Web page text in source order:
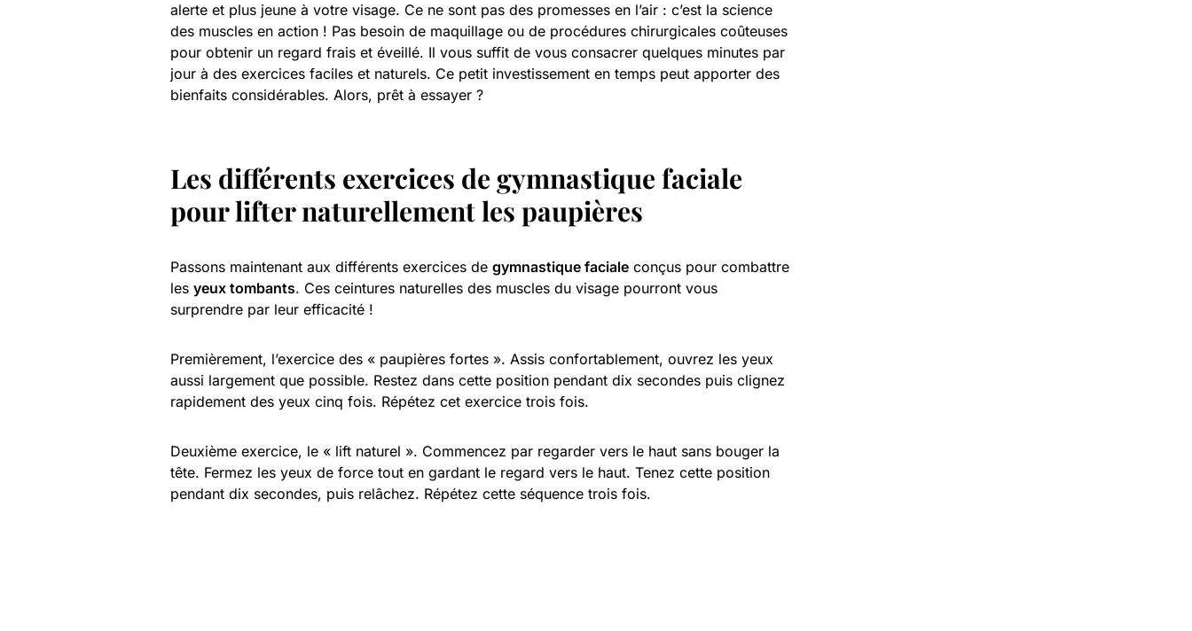
alerte et plus jeune à votre visage. Ce ne sont pas des promesses en l’air : c’est la science
des muscles en action ! Pas besoin de maquillage ou de procédures chirurgicales coûteuses
pour obtenir un regard frais et éveillé. Il vous suffit de vous consacrer quelques minutes par
jour à des exercices faciles et naturels. Ce petit investissement en temps peut apporter des
bienfaits considérables. Alors, prêt à essayer ?
Les différents exercices de gymnastique faciale
pour lifter naturellement les paupières
Passons maintenant aux différents exercices de gymnastique faciale conçus pour combattre
les yeux tombants. Ces ceintures naturelles des muscles du visage pourront vous
surprendre par leur efficacité !
Premièrement, l’exercice des « paupières fortes ». Assis confortablement, ouvrez les yeux
aussi largement que possible. Restez dans cette position pendant dix secondes puis clignez
rapidement des yeux cinq fois. Répétez cet exercice trois fois.
Deuxième exercice, le « lift naturel ». Commencez par regarder vers le haut sans bouger la
tête. Fermez les yeux de force tout en gardant le regard vers le haut. Tenez cette position
pendant dix secondes, puis relâchez. Répétez cette séquence trois fois.